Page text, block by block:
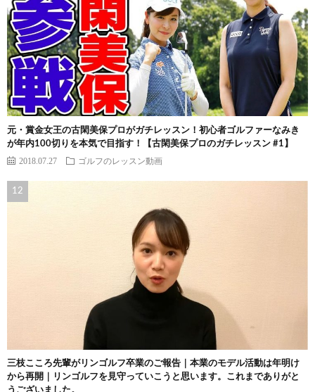
元・賞金女王の古閑美保プロがガチレッスン！初心者ゴルファーなみき
が年内100切りを本気で目指す！【古閑美保プロのガチレッスン #1】
2018.07.27 ゴルフのレッスン動画
三枝こころ先輩がリンゴルフ卒業のご報告｜本業のモデル活動は年明け
から再開｜リンゴルフを見守っていこうと思います。これまでありがと